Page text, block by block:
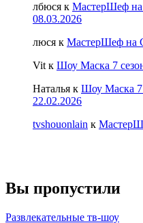
лбюся к МастерШеф на
08.03.2026
люся к МастерШеф на
Vit к Шоу Маска 7
Наталья к Шоу Маска 7
22.02.2026
tvshouonlain к
Вы пропустили
Развлекательные тв-шоу